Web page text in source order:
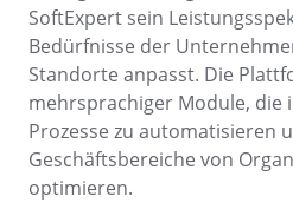
Agrarindustrie
Automobil
Bergbau und Metallurgie
Bildung
Chemikalien
Dienstleistungen und Beratung
Einzelhandel, Großhandel und
MSA
OKR
PDM
ISO 55000
SoftExpert sein
Bedürfnisse der
Standorte anpasst. Die
mehrsprachiger Module, die
Prozesse zu automatisieren
Geschäftsbereiche von
optimieren.